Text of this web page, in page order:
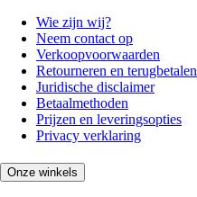
Wie zijn wij?
Neem contact op
Verkoopvoorwaarden
Retourneren en terugbetalen
Juridische disclaimer
Betaalmethoden
Prijzen en leveringsopties
Privacy verklaring
Onze winkels